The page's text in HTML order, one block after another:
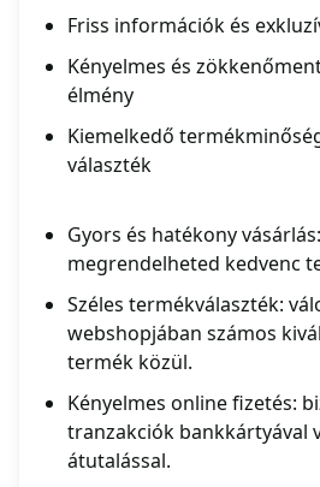
Friss információk és
Kényelmes és
élmény
Kiemelkedő
választék
Gyors és hatékony
megrendelheted kedvenc
Széles termékválaszték:
webshopjában számos
termék közül.
Kényelmes online fizetés:
tranzakciók bankkártyával
átutalással.